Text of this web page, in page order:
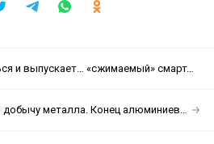
и выпускает… «сжимаемый» смартфон
металла. Конец алюминиевым гаджетам?